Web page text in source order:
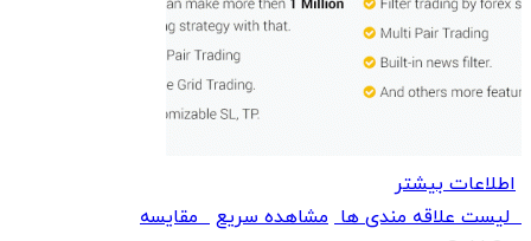
اطلاعات بیشتر
لیست علاقه مندی ها مشاهده سریعمقایسه